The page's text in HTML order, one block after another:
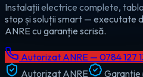
Ajungem la tine în maxim 60 de
noaptea. Electrician de urgență
Lugoj, Deta și toate localitățile din
Autorizat ANRE — 0784 127
Autorizat ANRE
Garanție